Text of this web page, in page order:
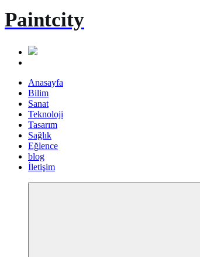
Paintcity
Anasayfa
Bilim
Sanat
Teknoloji
Tasarım
Sağlık
Eğlence
blog
İletişim